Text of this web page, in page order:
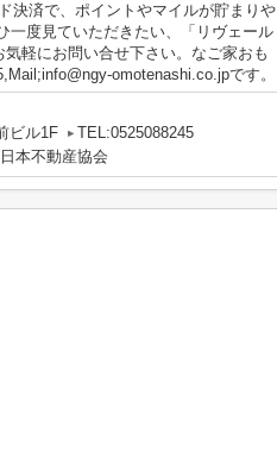
決済で、ポイントやマイルが貯まりや
一度見ていただきたい、「リヴェール
軽にお問い合せ下さい。なご家おも
omotenashi.co.jpです。
ビル1F
TEL:0525088245
本不動産協会